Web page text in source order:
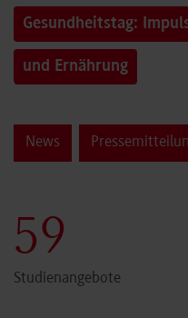
Gesundheitstag:
und Ernährung
News
60
Studienangebote